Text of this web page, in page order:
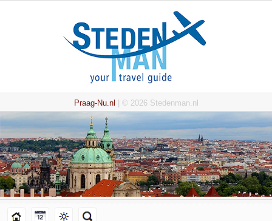
Praag-Nu.nl | © 2026 Stedenman.nl